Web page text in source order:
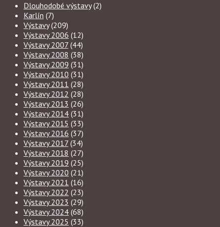
Dlouhodobé výstavy(2)
Karlín (7)
Výstavy(209)
Výstavy 2006 (12)
Výstavy 2007 (44)
Výstavy 2008 (38)
Výstavy 2009 (31)
Výstavy 2010 (31)
Výstavy 2011 (28)
Výstavy 2012 (28)
Výstavy 2013 (26)
Výstavy 2014 (31)
Výstavy 2015 (33)
Výstavy 2016 (37)
Výstavy 2017 (34)
Výstavy 2018 (27)
Výstavy 2019 (25)
Výstavy 2020 (21)
Výstavy 2021 (16)
Výstavy 2022 (23)
Výstavy 2023 (29)
Výstavy 2024 (68)
Výstavy 2025 (33)